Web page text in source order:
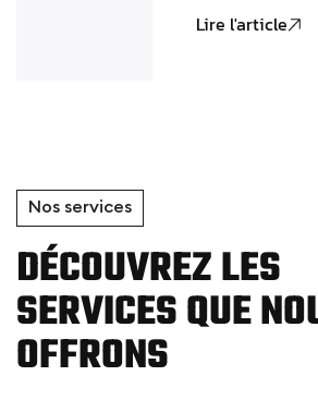
Lire l'article
Nos services
DÉCOUVREZ LES
SERVICES QUE
OFFRONS